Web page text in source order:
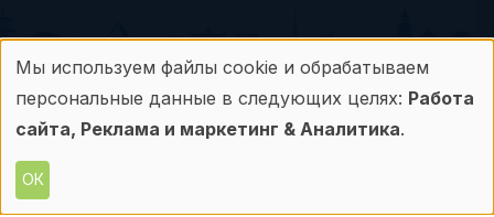
Пользовательское
соглашение
Политика
конфиденциальности
Использование
персональных
данных
Мы используем файлы cookie и обрабатываем
персональные данные в следующих целях: Работа
сайта, Реклама и маркетинг & Аналитика.
ОК